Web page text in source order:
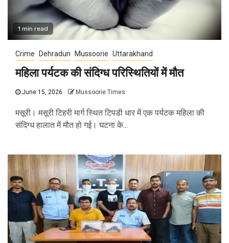
1 min read
Crime Dehradun Mussoorie Uttarakhand
महिला पर्यटक की संदिग्ध परिस्थितियों में मौत
June 15, 2026 Mussoorie Times
मसूरी। मसूरी टिहरी मार्ग स्थित टिपडी धार में एक पर्यटक महिला की
संदिग्ध हालात में मौत हो गई। घटना के...